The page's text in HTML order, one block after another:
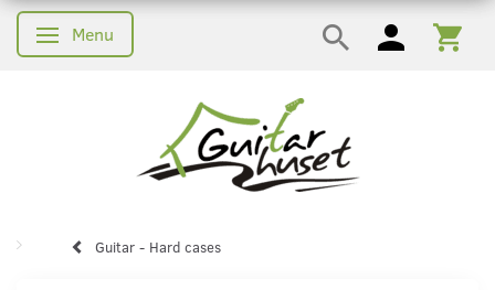
Skifte navigation
Menu
Guitar - Hard cases